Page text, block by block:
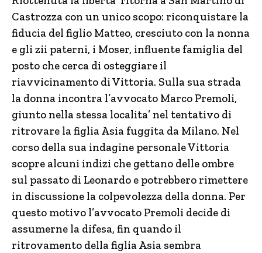
Castrozza con un unico scopo: riconquistare la
fiducia del figlio Matteo, cresciuto con la nonna
e gli zii paterni, i Moser, influente famiglia del
posto che cerca di osteggiare il
riavvicinamento di Vittoria. Sulla sua strada
la donna incontra l’avvocato Marco Premoli,
giunto nella stessa localita’ nel tentativo di
ritrovare la figlia Asia fuggita da Milano. Nel
corso della sua indagine personale Vittoria
scopre alcuni indizi che gettano delle ombre
sul passato di Leonardo e potrebbero rimettere
in discussione la colpevolezza della donna. Per
questo motivo l’avvocato Premoli decide di
assumerne la difesa, fin quando il
ritrovamento della figlia Asia sembra